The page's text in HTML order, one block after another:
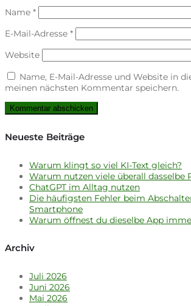
Name *
E-Mail-Adresse *
Website
Name, E-Mail-Adresse und Website in
meinen nächsten Kommentar speichern.
Neueste Beiträge
Warum klingt so viel KI-Text gleich?
Warum nutzen viele überall dasselbe
ChatGPT im Alltag nutzen
Die häufigsten Fehler beim
Smartphone
Warum öffnest du dieselbe App
Archiv
Juli 2026
Juni 2026
Mai 2026